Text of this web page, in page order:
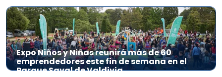
Expo Niños y Niñas reunirá más de 60
emprendedores este fin de semana en el
Parque Saval de Valdivia